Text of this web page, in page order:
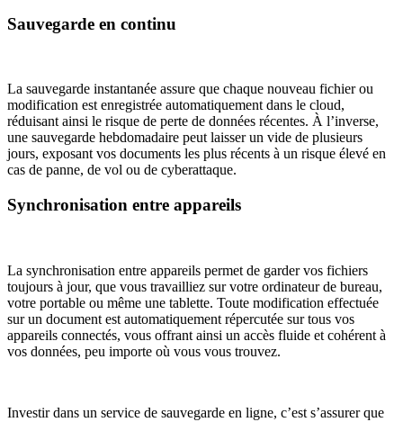
Sauvegarde en continu
La sauvegarde instantanée assure que chaque nouveau fichier ou
modification est enregistrée automatiquement dans le cloud,
réduisant ainsi le risque de perte de données récentes. À l’inverse,
une sauvegarde hebdomadaire peut laisser un vide de plusieurs
jours, exposant vos documents les plus récents à un risque élevé en
cas de panne, de vol ou de cyberattaque.
Synchronisation entre appareils
La synchronisation entre appareils permet de garder vos fichiers
toujours à jour, que vous travailliez sur votre ordinateur de bureau,
votre portable ou même une tablette. Toute modification effectuée
sur un document est automatiquement répercutée sur tous vos
appareils connectés, vous offrant ainsi un accès fluide et cohérent à
vos données, peu importe où vous vous trouvez.
Investir dans un service de sauvegarde en ligne, c’est s’assurer que